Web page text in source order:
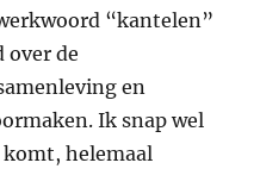
“kantelen”
over de
en
Ik snap wel
komt, helemaal